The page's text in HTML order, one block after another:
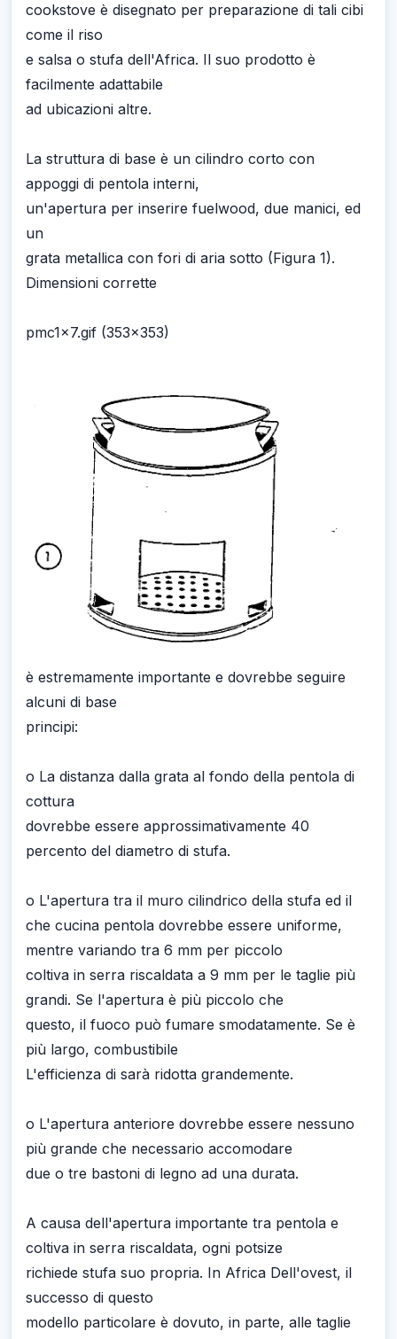
cookstove è disegnato per preparazione di tali cibi
come il riso
e salsa o stufa dell'Africa. Il suo prodotto è
facilmente adattabile
ad ubicazioni altre.
La struttura di base è un cilindro corto con
appoggi di pentola interni,
un'apertura per inserire fuelwood, due manici, ed
un
grata metallica con fori di aria sotto (Figura 1).
Dimensioni corrette
pmc1x7.gif (353x353)
è estremamente importante e dovrebbe seguire
alcuni di base
principi:
o La distanza dalla grata al fondo della pentola di
cottura
dovrebbe essere approssimativamente 40
percento del diametro di stufa.
o L'apertura tra il muro cilindrico della stufa ed il
che cucina pentola dovrebbe essere uniforme,
mentre variando tra 6 mm per piccolo
coltiva in serra riscaldata a 9 mm per le taglie più
grandi. Se l'apertura è più piccolo che
questo, il fuoco può fumare smodatamente. Se è
più largo, combustibile
L'efficienza di sarà ridotta grandemente.
o L'apertura anteriore dovrebbe essere nessuno
più grande che necessario accomodare
due o tre bastoni di legno ad una durata.
A causa dell'apertura importante tra pentola e
coltiva in serra riscaldata, ogni potsize
richiede stufa suo propria. In Africa Dell'ovest, il
successo di questo
modello particolare è dovuto, in parte, alle taglie